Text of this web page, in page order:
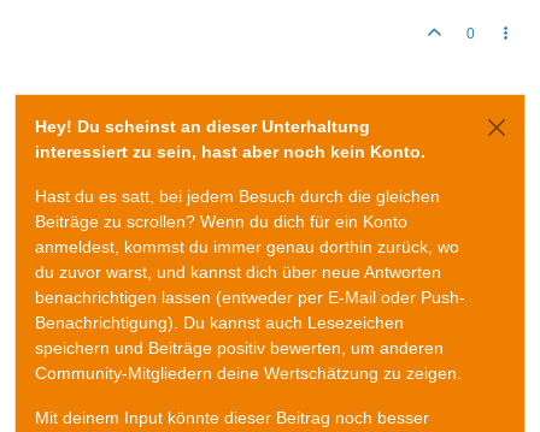
0
Hey! Du scheinst an dieser Unterhaltung
interessiert zu sein, hast aber noch kein Konto.
Hast du es satt, bei jedem Besuch durch die gleichen
Beiträge zu scrollen? Wenn du dich für ein Konto
anmeldest, kommst du immer genau dorthin zurück, wo
du zuvor warst, und kannst dich über neue Antworten
benachrichtigen lassen (entweder per E-Mail oder Push-
Benachrichtigung). Du kannst auch Lesezeichen
speichern und Beiträge positiv bewerten, um anderen
Community-Mitgliedern deine Wertschätzung zu zeigen.
Mit deinem Input könnte dieser Beitrag noch besser